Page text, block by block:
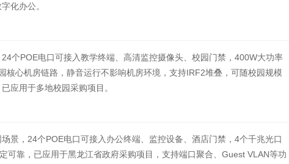
化办公。
个POE电口可接入教学终端、高清监控摄像头、校园门禁，400W大功率
核心机房链路，静音运行不影响机房环境，支持IRF2堆叠，可随校园规模
应用于多地校园采购项目。
景，24个POE电口可接入办公终端、监控设备、酒店门禁，4个千兆光口
可靠，已应用于黑龙江省政府采购项目，支持端口聚合、Guest VLAN等功